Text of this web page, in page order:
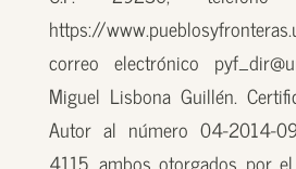
https://
correo electrónico
Miguel Lisbona Guillén.
Autor al número 04-2014-